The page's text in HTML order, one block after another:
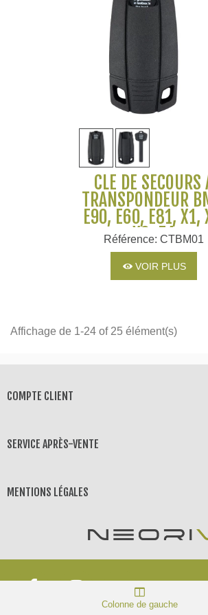
CLÉ DE SECOURS
TRANSPONDEUR
E90, E60, E81, X1,
X6, Z4
Référence: CTBM01
VOIR PLUS
Affichage de 1-24 of 25 élément(s)
COMPTE CLIENT
SERVICE APRÈS-VENTE
MENTIONS LÉGALES
Neoriv
Colonne de gauche